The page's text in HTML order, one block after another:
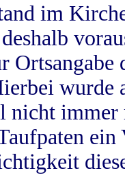
im
wurde
nicht